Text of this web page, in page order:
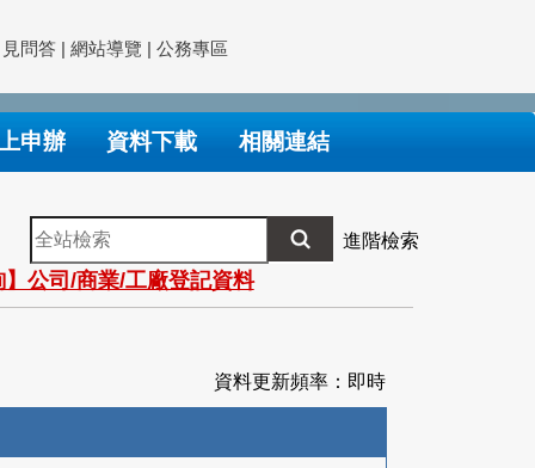
問答 | 網站導覽 | 公務專區
申辦 資料下載 相關連結
全
站
檢
索
進階檢索
公司/商業/工廠登記資料
資料更新頻率：即時